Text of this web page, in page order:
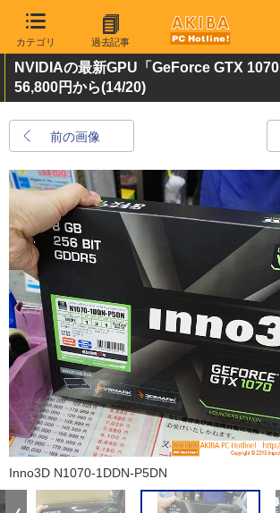
カテゴリ 過去記事
NVIDIAの最新GPU「GeForce GTX
56,800円から(14/20)
前の画像
Inno3D N1070-1DDN-P5DN